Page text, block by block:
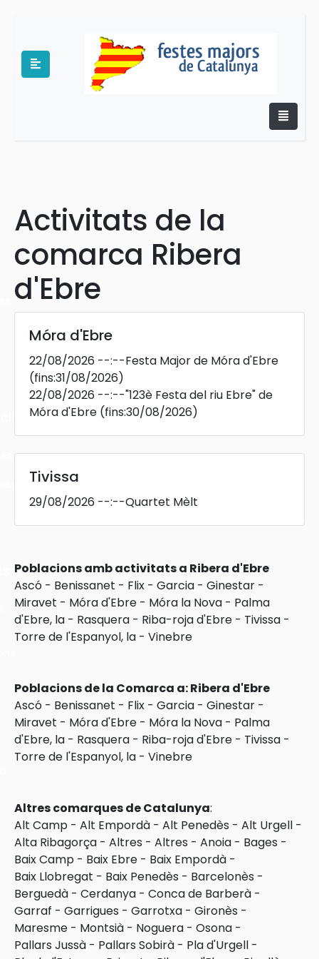
Activitats de la
comarca Ribera
d'Ebre
Móra d'Ebre
22/08/2026 --:--Festa Major de Móra d'Ebre
(fins:31/08/2026)
22/08/2026 --:--"123è Festa del riu Ebre" de
Móra d'Ebre (fins:30/08/2026)
Tivissa
29/08/2026 --:--Quartet Mèlt
Poblacions amb activitats a Ribera d'Ebre
Ascó - Benissanet - Flix - Garcia - Ginestar -
Miravet - Móra d'Ebre - Móra la Nova - Palma
d'Ebre, la - Rasquera - Riba-roja d'Ebre - Tivissa -
Torre de l'Espanyol, la - Vinebre
Poblacions de la Comarca a: Ribera d'Ebre
Ascó - Benissanet - Flix - Garcia - Ginestar -
Miravet - Móra d'Ebre - Móra la Nova - Palma
d'Ebre, la - Rasquera - Riba-roja d'Ebre - Tivissa -
Torre de l'Espanyol, la - Vinebre
Altres comarques de Catalunya:
Alt Camp - Alt Empordà - Alt Penedès - Alt Urgell -
Alta Ribagorça - Altres - Altres - Anoia - Bages -
Baix Camp - Baix Ebre - Baix Empordà -
Baix Llobregat - Baix Penedès - Barcelonès -
Berguedà - Cerdanya - Conca de Barberà -
Garraf - Garrigues - Garrotxa - Gironès -
Maresme - Montsià - Noguera - Osona -
Pallars Jussà - Pallars Sobirà - Pla d'Urgell -